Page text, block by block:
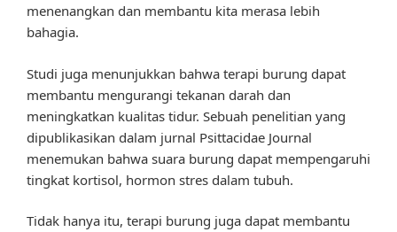
menenangkan dan membantu kita merasa lebih
bahagia.
Studi juga menunjukkan bahwa terapi burung dapat
membantu mengurangi tekanan darah dan
meningkatkan kualitas tidur. Sebuah penelitian yang
dipublikasikan dalam jurnal Psittacidae Journal
menemukan bahwa suara burung dapat mempengaruhi
tingkat kortisol, hormon stres dalam tubuh.
Tidak hanya itu, terapi burung juga dapat membantu